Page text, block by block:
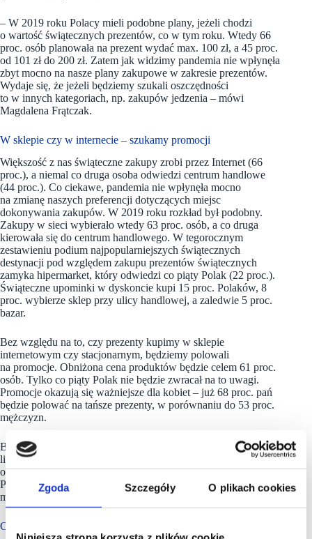
Zgoda Szczegóły O plikach cookies
– W 2019 roku Polacy mieli podobne plany, jeżeli chodzi
o wartość świątecznych prezentów, co w tym roku. Wtedy 66
proc. osób planowała na prezent wydać max. 100 zł, a 45 proc.
od 101 zł do 200 zł. Zatem jak widzimy pandemia nie wpłynęła
zbyt mocno na nasze plany zakupowe w zakresie prezentów.
Wydaje się, że jeżeli będziemy szukali oszczędności
to w innych kategoriach, np. zakupów jedzenia – mówi
Magdalena Frątczak.
W sklepie czy w internecie – szukamy promocji
Większość z nas świąteczne zakupy zrobi przez Internet (66
proc.), a niemal co druga osoba odwiedzi centrum handlowe
(44 proc.). Co ciekawe, pandemia nie wpłynęła mocno
na zmianę naszych preferencji dotyczących miejsc
dokonywania zakupów. W 2019 roku rozkład był podobny.
Zakupy w sieci wybierało wtedy 63 proc. osób, a co druga
kierowała się do centrum handlowego. W tegorocznym
zestawieniu podium najpopularniejszych świątecznych
destynacji pod względem zakupu prezentów świątecznych
zamyka hipermarket, który odwiedzi co piąty Polak (22 proc.).
Świąteczne upominki w dyskoncie kupi 15 proc. Polaków, 8
proc. wybierze sklep przy ulicy handlowej, a zaledwie 5 proc.
bazar.
Bez względu na to, czy prezenty kupimy w sklepie
internetowym czy stacjonarnym, będziemy polowali
na promocje. Obniżona cena produktów będzie celem 61 proc.
osób. Tylko co piąty Polak nie będzie zwracał na to uwagi.
Promocje okazują się ważniejsze dla kobiet – już 68 proc. pań
będzie polować na tańsze prezenty, w porównaniu do 53 proc.
mężczyzn.
Badanie przeprowadzone na panelu Ariadna w terminie 19-22
listopada 2021 roku na ogólnopolskiej próbie liczącej N=1079
osób. Kwoty dobrane według reprezentacji w populacji
Polaków w wieku 18 lat i więcej dla płci, wieku i wielkości
miejscowości zamieszkania. Metoda: CAWI.
CBRE nr. 1 na świecie